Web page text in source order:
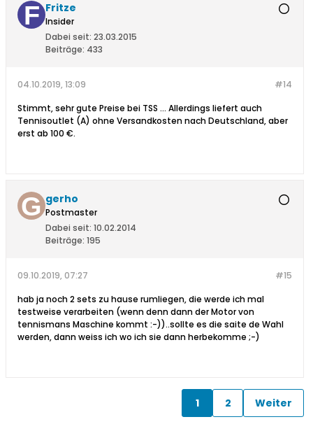
Fritze
Insider
Dabei seit: 23.03.2015
Beiträge: 433
#14
04.10.2019, 13:09
Stimmt, sehr gute Preise bei TSS ... Allerdings liefert auch
Tennisoutlet (A) ohne Versandkosten nach Deutschland, aber
erst ab 100 €.
gerho
Postmaster
Dabei seit: 10.02.2014
Beiträge: 195
#15
09.10.2019, 07:27
hab ja noch 2 sets zu hause rumliegen, die werde ich mal
testweise verarbeiten (wenn denn dann der Motor von
tennismans Maschine kommt :-))..sollte es die saite de Wahl
werden, dann weiss ich wo ich sie dann herbekomme ;-)
1 2 Weiter